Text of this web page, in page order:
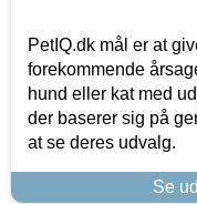
PetIQ.dk mål er at
forekommende
hund eller kat med
der baserer sig på
at se deres udvalg.
Se